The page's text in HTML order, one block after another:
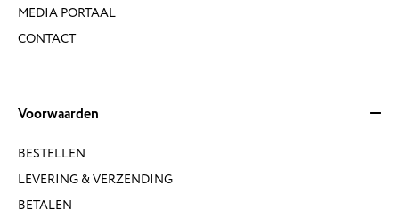
MEDIA PORTAAL
CONTACT
Voorwaarden
BESTELLEN
LEVERING & VERZENDING
BETALEN